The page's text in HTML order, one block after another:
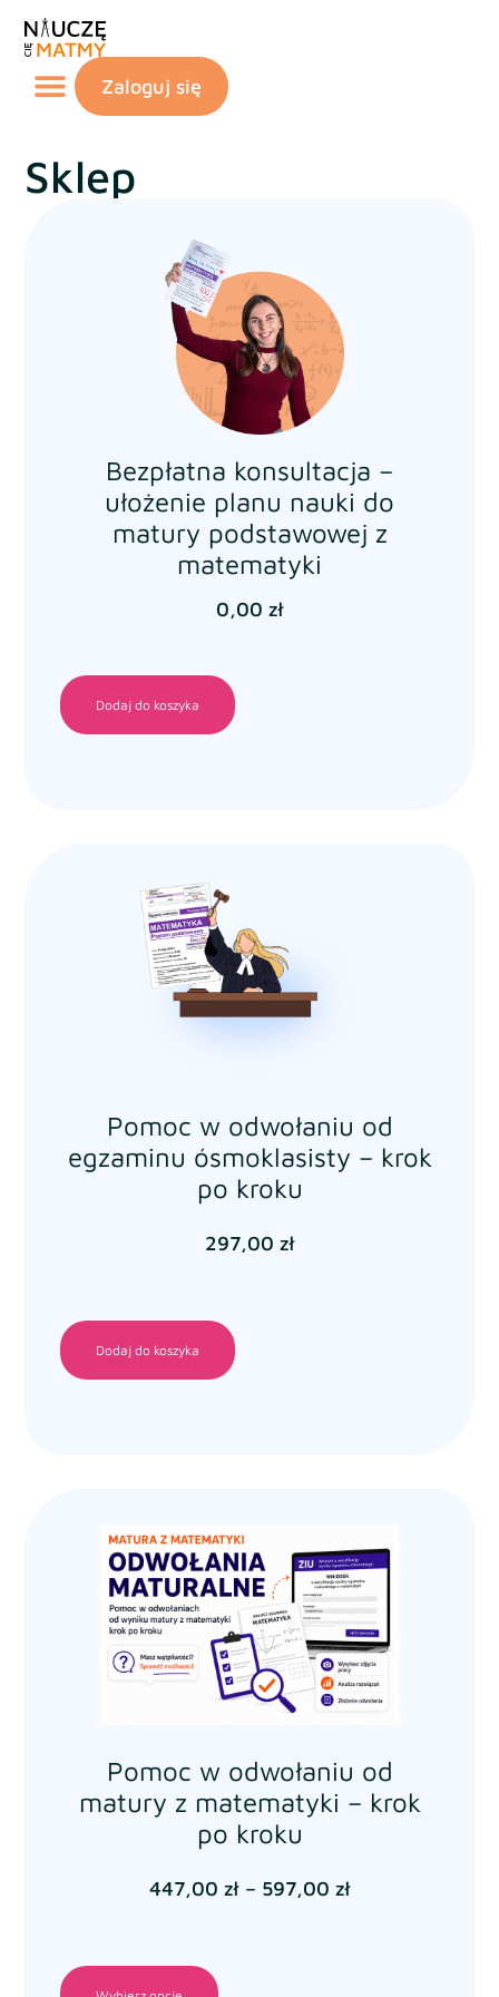
Zaloguj się
Sklep
Bezpłatna konsultacja –
ułożenie planu nauki do
matury podstawowej z
matematyki
0,00 zł
Dodaj do koszyka
Pomoc w odwołaniu od
egzaminu ósmoklasisty – krok
po kroku
297,00 zł
Dodaj do koszyka
Pomoc w odwołaniu od
matury z matematyki – krok
po kroku
447,00 zł – 597,00 zł